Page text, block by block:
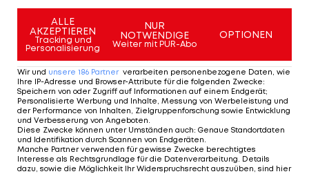
TEILEN
KOMMENTARE
ALLE
AKZEPTIEREN
Tracking und
Personalisierung
NUR
NOTWENDIGE
Weiter mit PUR-Abo
OPTIONEN
Wir und unsere 186 Partner verarbeiten personenbezogene Daten, wie
Ihre IP-Adresse und Browser-Attribute für die folgenden Zwecke:
Speichern von oder Zugriff auf Informationen auf einem Endgerät;
Personalisierte Werbung und Inhalte, Messung von Werbeleistung und
der Performance von Inhalten, Zielgruppenforschung sowie Entwicklung
und Verbesserung von Angeboten.
Diese Zwecke können unter Umständen auch: Genaue Standortdaten
und Identifikation durch Scannen von Endgeräten.
Manche Partner verwenden für gewisse Zwecke berechtigtes
Interesse als Rechtsgrundlage für die Datenverarbeitung. Details
dazu, sowie die Möglichkeit Ihr Widerspruchsrecht auszuüben, sind hier